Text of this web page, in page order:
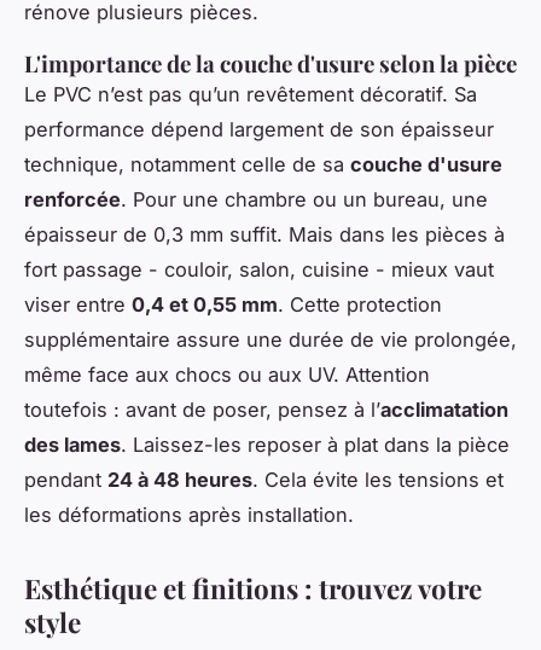
rénove plusieurs pièces.
L'importance de la couche d'usure selon la pièce
Le PVC n’est pas qu’un revêtement décoratif. Sa
performance dépend largement de son épaisseur
technique, notamment celle de sa couche d'usure
renforcée. Pour une chambre ou un bureau, une
épaisseur de 0,3 mm suffit. Mais dans les pièces à
fort passage - couloir, salon, cuisine - mieux vaut
viser entre 0,4 et 0,55 mm. Cette protection
supplémentaire assure une durée de vie prolongée,
même face aux chocs ou aux UV. Attention
toutefois : avant de poser, pensez à l’acclimatation
des lames. Laissez-les reposer à plat dans la pièce
pendant 24 à 48 heures. Cela évite les tensions et
les déformations après installation.
Esthétique et finitions : trouvez votre
style